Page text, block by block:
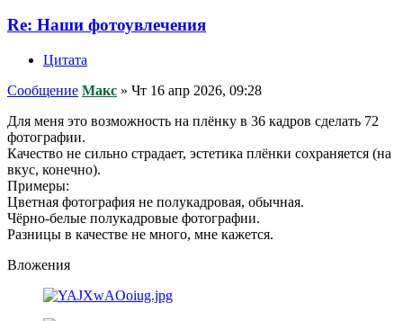
Re: Наши фотоувлечения
Цитата
Сообщение Макс » Чт 16 апр 2026, 09:28
Для меня это возможность на плёнку в 36 кадров сделать 72
фотографии.
Качество не сильно страдает, эстетика плёнки сохраняется (на
вкус, конечно).
Примеры:
Цветная фотография не полукадровая, обычная.
Чёрно-белые полукадровые фотографии.
Разницы в качестве не много, мне кажется.
Вложения